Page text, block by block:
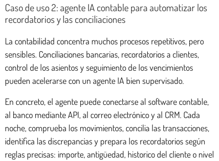
Caso de uso 2: agente IA contable para automatizar los
recordatorios y las conciliaciones
La contabilidad concentra muchos procesos repetitivos, pero
sensibles. Conciliaciones bancarias, recordatorios a clientes,
control de los asientos y seguimiento de los vencimientos
pueden acelerarse con un agente IA bien supervisado.
En concreto, el agente puede conectarse al software contable,
al banco mediante API, al correo electrónico y al CRM. Cada
noche, comprueba los movimientos, concilia las transacciones,
identifica las discrepancias y prepara los recordatorios según
reglas precisas: importe, antigüedad, historico del cliente o nivel